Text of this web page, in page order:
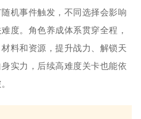
机事件触发，不同选择会影响
度。角色养成体系贯穿全程，
料和资源，提升战力、解锁天
实力，后续高难度关卡也能依